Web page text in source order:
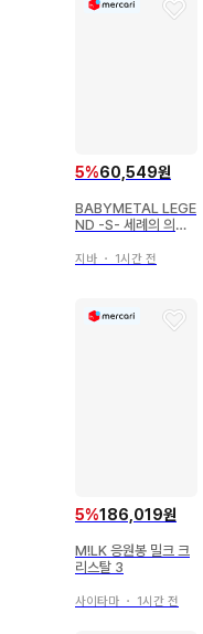
5%60,549원
BABYMETAL LEGE
ND -S- 세례의 의식
(BIG)
지바 ・ 1시간 전
5%186,019원
M!LK 응원봉 밀크 크
리스탈 3
사이타마 ・ 1시간 전